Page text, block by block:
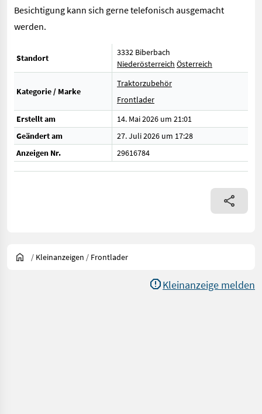
Besichtigung kann sich gerne telefonisch ausgemacht
werden.
Standort
3332 Biberbach
Niederösterreich Österreich
Kategorie / Marke
Traktorzubehör
Frontlader
Erstellt am
14. Mai 2026 um 21:01
Geändert am
27. Juli 2026 um 17:28
Anzeigen Nr.
29616784
/ Kleinanzeigen / Frontlader
Kleinanzeige melden